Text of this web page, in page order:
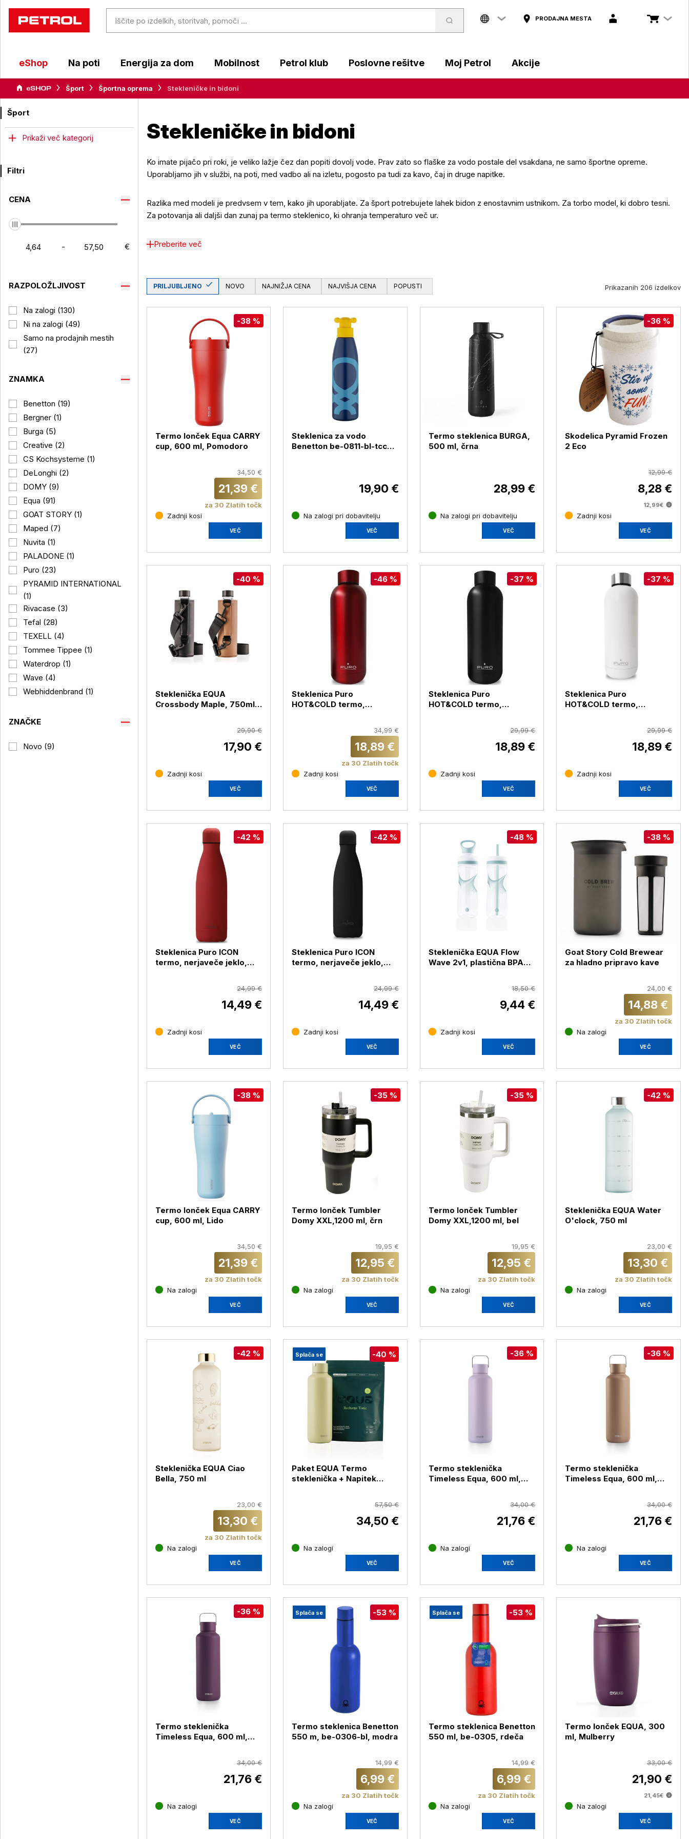
PRODAJNA MESTA
eShop Na poti Energija za dom Mobilnost Petrol klub Poslovne rešitve Moj Petrol Akcije
Šport Športna oprema Stekleničke in bidoni
Šport
Prikaži več kategorij
Filtri
CENA
- €
RAZPOLOŽLJIVOST
Na zalogi (130)
Ni na zalogi (49)
Samo na prodajnih mestih
(27)
ZNAMKA
Benetton (19)
Bergner (1)
Burga (5)
Creative (2)
CS Kochsysteme (1)
DeLonghi (2)
DOMY (9)
Equa (91)
GOAT STORY (1)
Maped (7)
Nuvita (1)
PALADONE (1)
Puro (23)
PYRAMID INTERNATIONAL
(1)
Rivacase (3)
Tefal (28)
TEXELL (4)
Tommee Tippee (1)
Waterdrop (1)
Wave (4)
Webhiddenbrand (1)
ZNAČKE
Novo (9)
Stekleničke in bidoni
Ko imate pijačo pri roki, je veliko lažje čez dan popiti dovolj vode. Prav zato so flaške za vodo postale del vsakdana, ne samo športne opreme.
Uporabljamo jih v službi, na poti, med vadbo ali na izletu, pogosto pa tudi za kavo, čaj in druge napitke.
Razlika med modeli je predvsem v tem, kako jih uporabljate. Za šport potrebujete lahek bidon z enostavnim ustnikom. Za torbo model, ki dobro tesni.
Za potovanja ali daljši dan zunaj pa termo steklenico, ki ohranja temperaturo več ur.
Preberite več
PRILJUBLJENO NOVO NAJNIŽJA CENA NAJVIŠJA CENA POPUSTI Prikazanih 206 izdelkov
-38 %
Termo lonček Equa CARRY
cup, 600 ml, Pomodoro
34,50 €
21,39 €
za 30 Zlatih točk
Zadnji kosi
VEČ
Steklenica za vodo
Benetton be-0811-bl-tcc
19,90 €
Na zalogi pri dobavitelju
VEČ
Termo steklenica BURGA,
500 ml, črna
28,99 €
Na zalogi pri dobavitelju
VEČ
-36 %
Skodelica Pyramid Frozen
2 Eco
12,99 €
8,28 €
12,99€
Zadnji kosi
VEČ
-40 %
Steklenička EQUA
Crossbody Maple, 750ml +
29,90 €
17,90 €
Zadnji kosi
VEČ
-46 %
Steklenica Puro
HOT&COLD termo,
34,99 €
18,89 €
za 30 Zlatih točk
Zadnji kosi
VEČ
-37 %
Steklenica Puro
HOT&COLD termo,
29,99 €
18,89 €
Zadnji kosi
VEČ
-37 %
Steklenica Puro
HOT&COLD termo,
29,99 €
18,89 €
Zadnji kosi
VEČ
-42 %
Steklenica Puro ICON
termo, nerjaveče jeklo,
24,99 €
14,49 €
Zadnji kosi
VEČ
-42 %
Steklenica Puro ICON
termo, nerjaveče jeklo,
24,99 €
14,49 €
Zadnji kosi
VEČ
-48 %
Steklenička EQUA Flow
Wave 2v1, plastična BPA
18,50 €
9,44 €
Zadnji kosi
VEČ
-38 %
Goat Story Cold Brewear
za hladno pripravo kave
24,00 €
14,88 €
za 30 Zlatih točk
Na zalogi
VEČ
-38 %
Termo lonček Equa CARRY
cup, 600 ml, Lido
34,50 €
21,39 €
za 30 Zlatih točk
Na zalogi
VEČ
-35 %
Termo lonček Tumbler
Domy XXL,1200 ml, črn
19,95 €
12,95 €
za 30 Zlatih točk
Na zalogi
VEČ
-35 %
Termo lonček Tumbler
Domy XXL,1200 ml, bel
19,95 €
12,95 €
za 30 Zlatih točk
Na zalogi
VEČ
-42 %
Steklenička EQUA Water
O'clock, 750 ml
23,00 €
13,30 €
za 30 Zlatih točk
Na zalogi
VEČ
-42 %
Steklenička EQUA Ciao
Bella, 750 ml
23,00 €
13,30 €
za 30 Zlatih točk
Na zalogi
VEČ
Splača se -40 %
Paket EQUA Termo
steklenička + Napitek
57,50 €
34,50 €
Na zalogi
VEČ
-36 %
Termo steklenička
Timeless Equa, 600 ml,
34,00 €
21,76 €
Na zalogi
VEČ
-36 %
Termo steklenička
Timeless Equa, 600 ml,
34,00 €
21,76 €
Na zalogi
VEČ
-36 %
Termo steklenička
Timeless Equa, 600 ml,
34,00 €
21,76 €
Na zalogi
VEČ
Splača se -53 %
Termo steklenica Benetton
550 m, be-0306-bl, modra
14,99 €
6,99 €
za 30 Zlatih točk
Na zalogi
VEČ
Splača se -53 %
Termo steklenica Benetton
550 ml, be-0305, rdeča
14,99 €
6,99 €
za 30 Zlatih točk
Na zalogi
VEČ
Termo lonček EQUA, 300
ml, Mulberry
33,00 €
21,90 €
21,45€
Na zalogi
VEČ